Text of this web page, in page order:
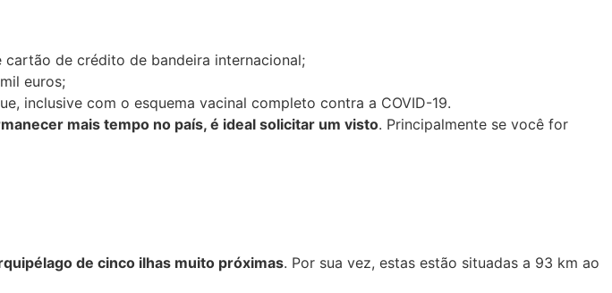
de crédito de bandeira internacional;
euros;
inclusive com o esquema vacinal completo contra a COVID-19.
mais tempo no país, é ideal solicitar um visto. Principalmente se você for
de cinco ilhas muito próximas. Por sua vez, estas estão situadas a 93 km ao